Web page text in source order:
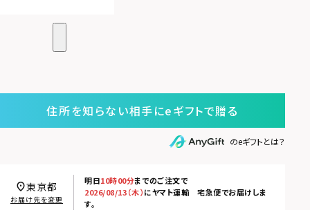
住所を知らない相手にeギフトで贈る
のeギフトとは？
明日10時00分までのご注文で
2026/08/13（木）にヤマト運輸 宅急便でお届けしま
す。
東京都
お届け先を変更